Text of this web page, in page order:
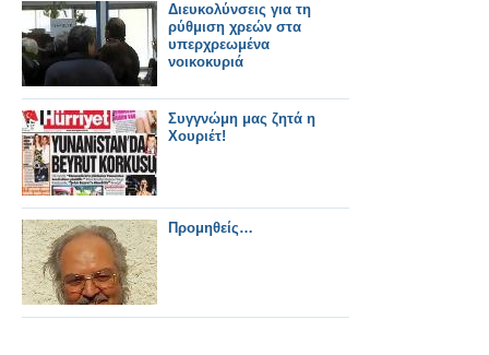
Διευκολύνσεις για τη
ρύθμιση χρεών στα
υπερχρεωμένα
νοικοκυριά
Συγγνώμη μας ζητά η
Χουριέτ!
Προμηθείς…